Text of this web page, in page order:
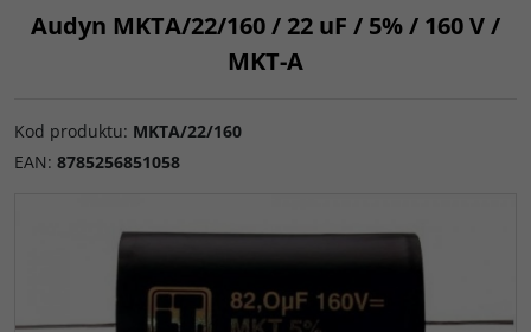
Audyn MKTA/22/160 / 22 uF / 5% / 160 V /
MKT-A
Kod produktu: MKTA/22/160
EAN: 8785256851058